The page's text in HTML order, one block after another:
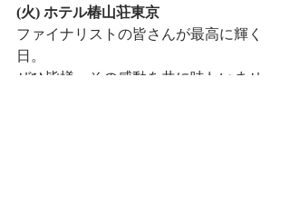
(火) ホテル椿山荘東京
ファイナリストの皆さんが最高に輝く
日。
ぜひ皆様、その感動を共に味わいませ